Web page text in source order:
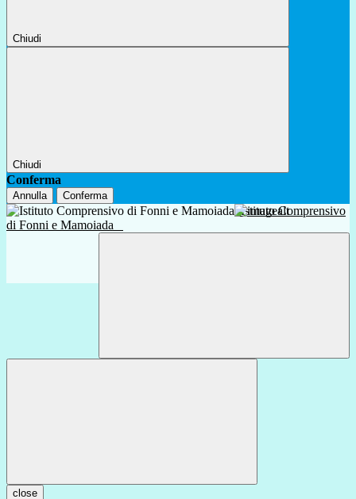
Chiudi
Chiudi
Conferma
Annulla Conferma
Istituto Comprensivo
di Fonni e Mamoiada
close